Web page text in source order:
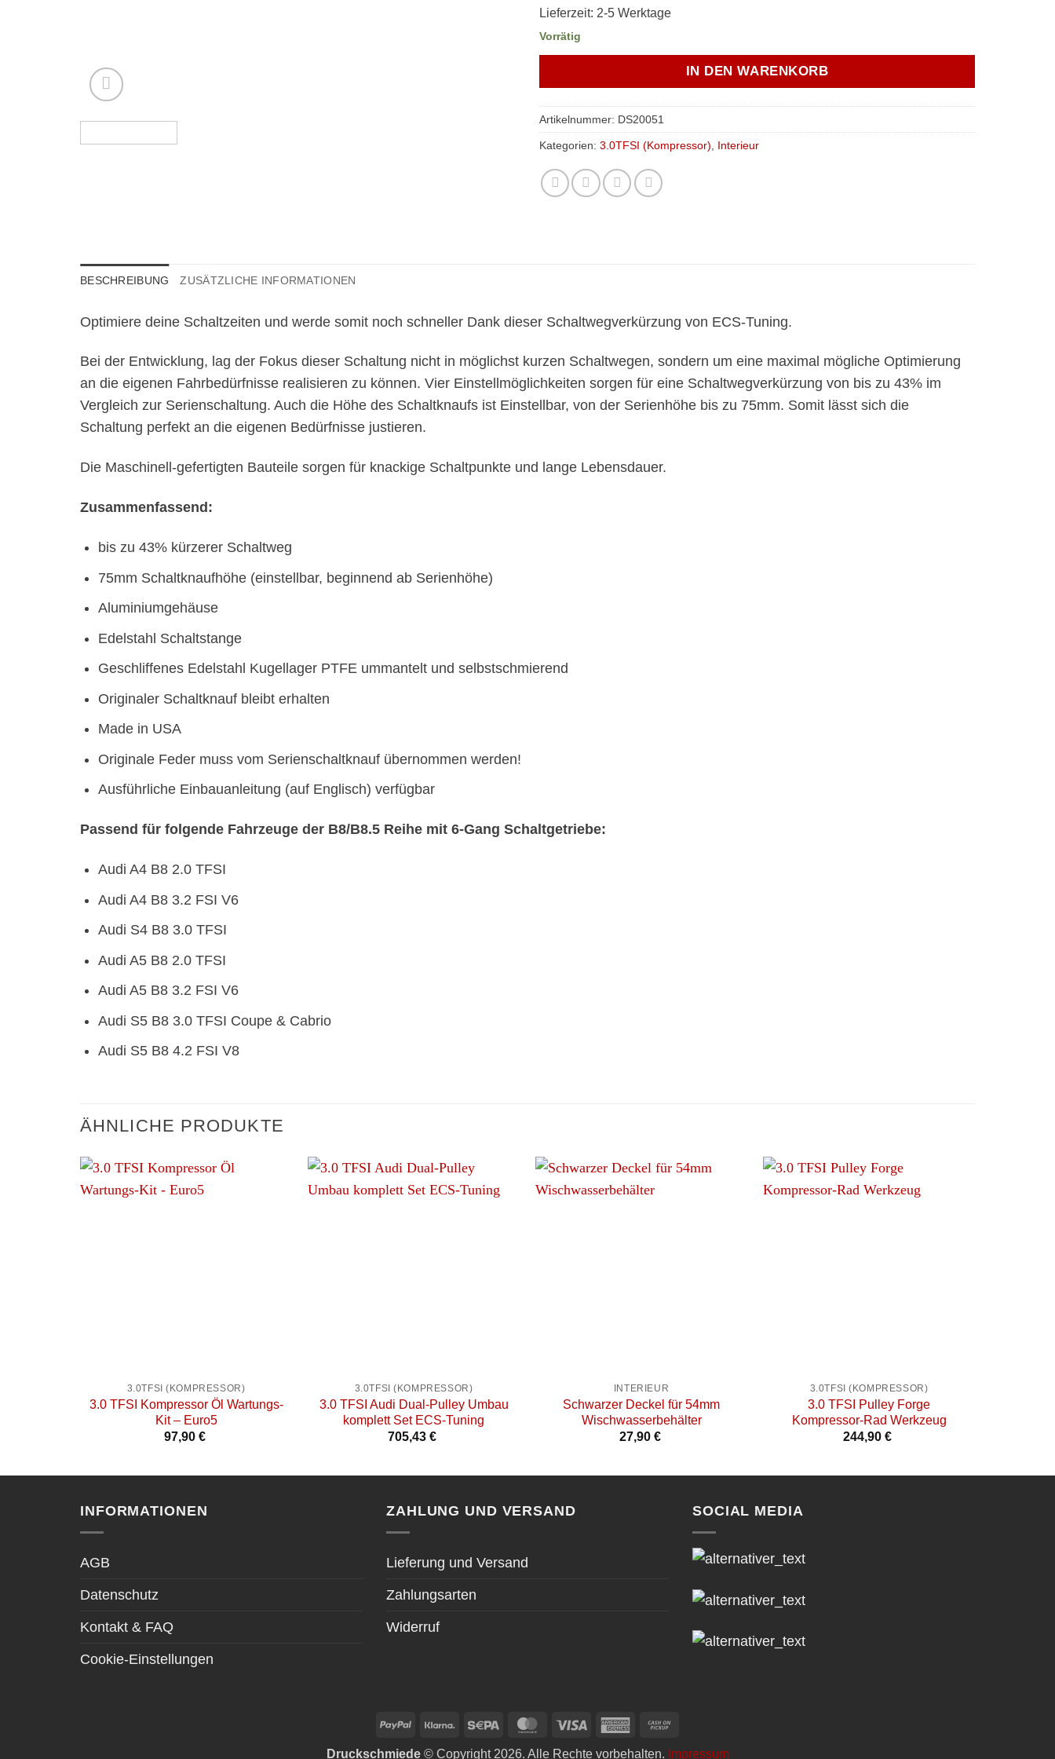
Lieferzeit: 2-5 Werktage
Vorrätig
IN DEN WARENKORB
Artikelnummer: DS20051
Kategorien: 3.0TFSI (Kompressor) Interieur
BESCHREIBUNG ZUSÄTZLICHE INFORMATIONEN
Optimiere deine Schaltzeiten und werde somit noch schneller Dank dieser Schaltwegverkürzung von ECS-Tuning.
Bei der Entwicklung, lag der Fokus dieser Schaltung nicht in möglichst kurzen Schaltwegen, sondern um eine maximal mögliche Optimierung
an die eigenen Fahrbedürfnisse realisieren zu können. Vier Einstellmöglichkeiten sorgen für eine Schaltwegverkürzung von bis zu 43% im
Vergleich zur Serienschaltung. Auch die Höhe des Schaltknaufs ist Einstellbar, von der Serienhöhe bis zu 75mm. Somit lässt sich die
Schaltung perfekt an die eigenen Bedürfnisse justieren.
Die Maschinell-gefertigten Bauteile sorgen für knackige Schaltpunkte und lange Lebensdauer.
Zusammenfassend:
bis zu 43% kürzerer Schaltweg
75mm Schaltknaufhöhe (einstellbar, beginnend ab Serienhöhe)
Aluminiumgehäuse
Edelstahl Schaltstange
Geschliffenes Edelstahl Kugellager PTFE ummantelt und selbstschmierend
Originaler Schaltknauf bleibt erhalten
Made in USA
Originale Feder muss vom Serienschaltknauf übernommen werden!
Ausführliche Einbauanleitung (auf Englisch) verfügbar
Passend für folgende Fahrzeuge der B8/B8.5 Reihe mit 6-Gang Schaltgetriebe:
Audi A4 B8 2.0 TFSI
Audi A4 B8 3.2 FSI V6
Audi S4 B8 3.0 TFSI
Audi A5 B8 2.0 TFSI
Audi A5 B8 3.2 FSI V6
Audi S5 B8 3.0 TFSI Coupe & Cabrio
Audi S5 B8 4.2 FSI V8
ÄHNLICHE PRODUKTE
3.0TFSI (KOMPRESSOR)
3.0 TFSI Kompressor Öl Wartungs-
Kit – Euro5
97,90 €
3.0TFSI (KOMPRESSOR)
3.0 TFSI Audi Dual-Pulley Umbau
komplett Set ECS-Tuning
705,43 €
INTERIEUR
Schwarzer Deckel für 54mm
Wischwasserbehälter
27,90 €
3.0TFSI (KOMPRESSOR)
3.0 TFSI Pulley Forge
Kompressor-Rad Werkzeug
244,90 €
INFORMATIONEN
AGB
Datenschutz
Kontakt & FAQ
Cookie-Einstellungen
ZAHLUNG UND VERSAND
Lieferung und Versand
Zahlungsarten
Widerruf
SOCIAL MEDIA
PayPal Klarna Sepa MasterCard
Visa
American
Druckschmiede© Copyright 2026. Alle Rechte vorbehalten. Impressum